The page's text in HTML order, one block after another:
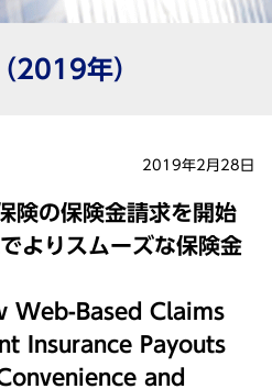
2019年）
2019年2月28日
険の保険金請求を開始
よりスムーズな保険金
Web-Based Claims
Insurance Payouts
and